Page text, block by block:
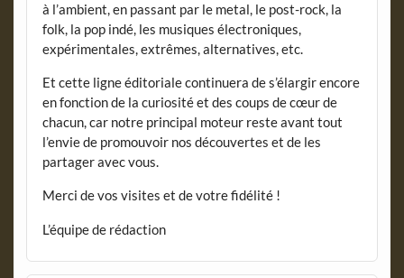
à l’ambient, en passant par le metal, le post-rock, la
folk, la pop indé, les musiques électroniques,
expérimentales, extrêmes, alternatives, etc.
Et cette ligne éditoriale continuera de s’élargir encore
en fonction de la curiosité et des coups de cœur de
chacun, car notre principal moteur reste avant tout
l’envie de promouvoir nos découvertes et de les
partager avec vous.
Merci de vos visites et de votre fidélité !
L’équipe de rédaction